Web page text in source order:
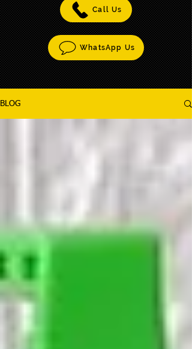
Call Us
WhatsApp Us
BLOG